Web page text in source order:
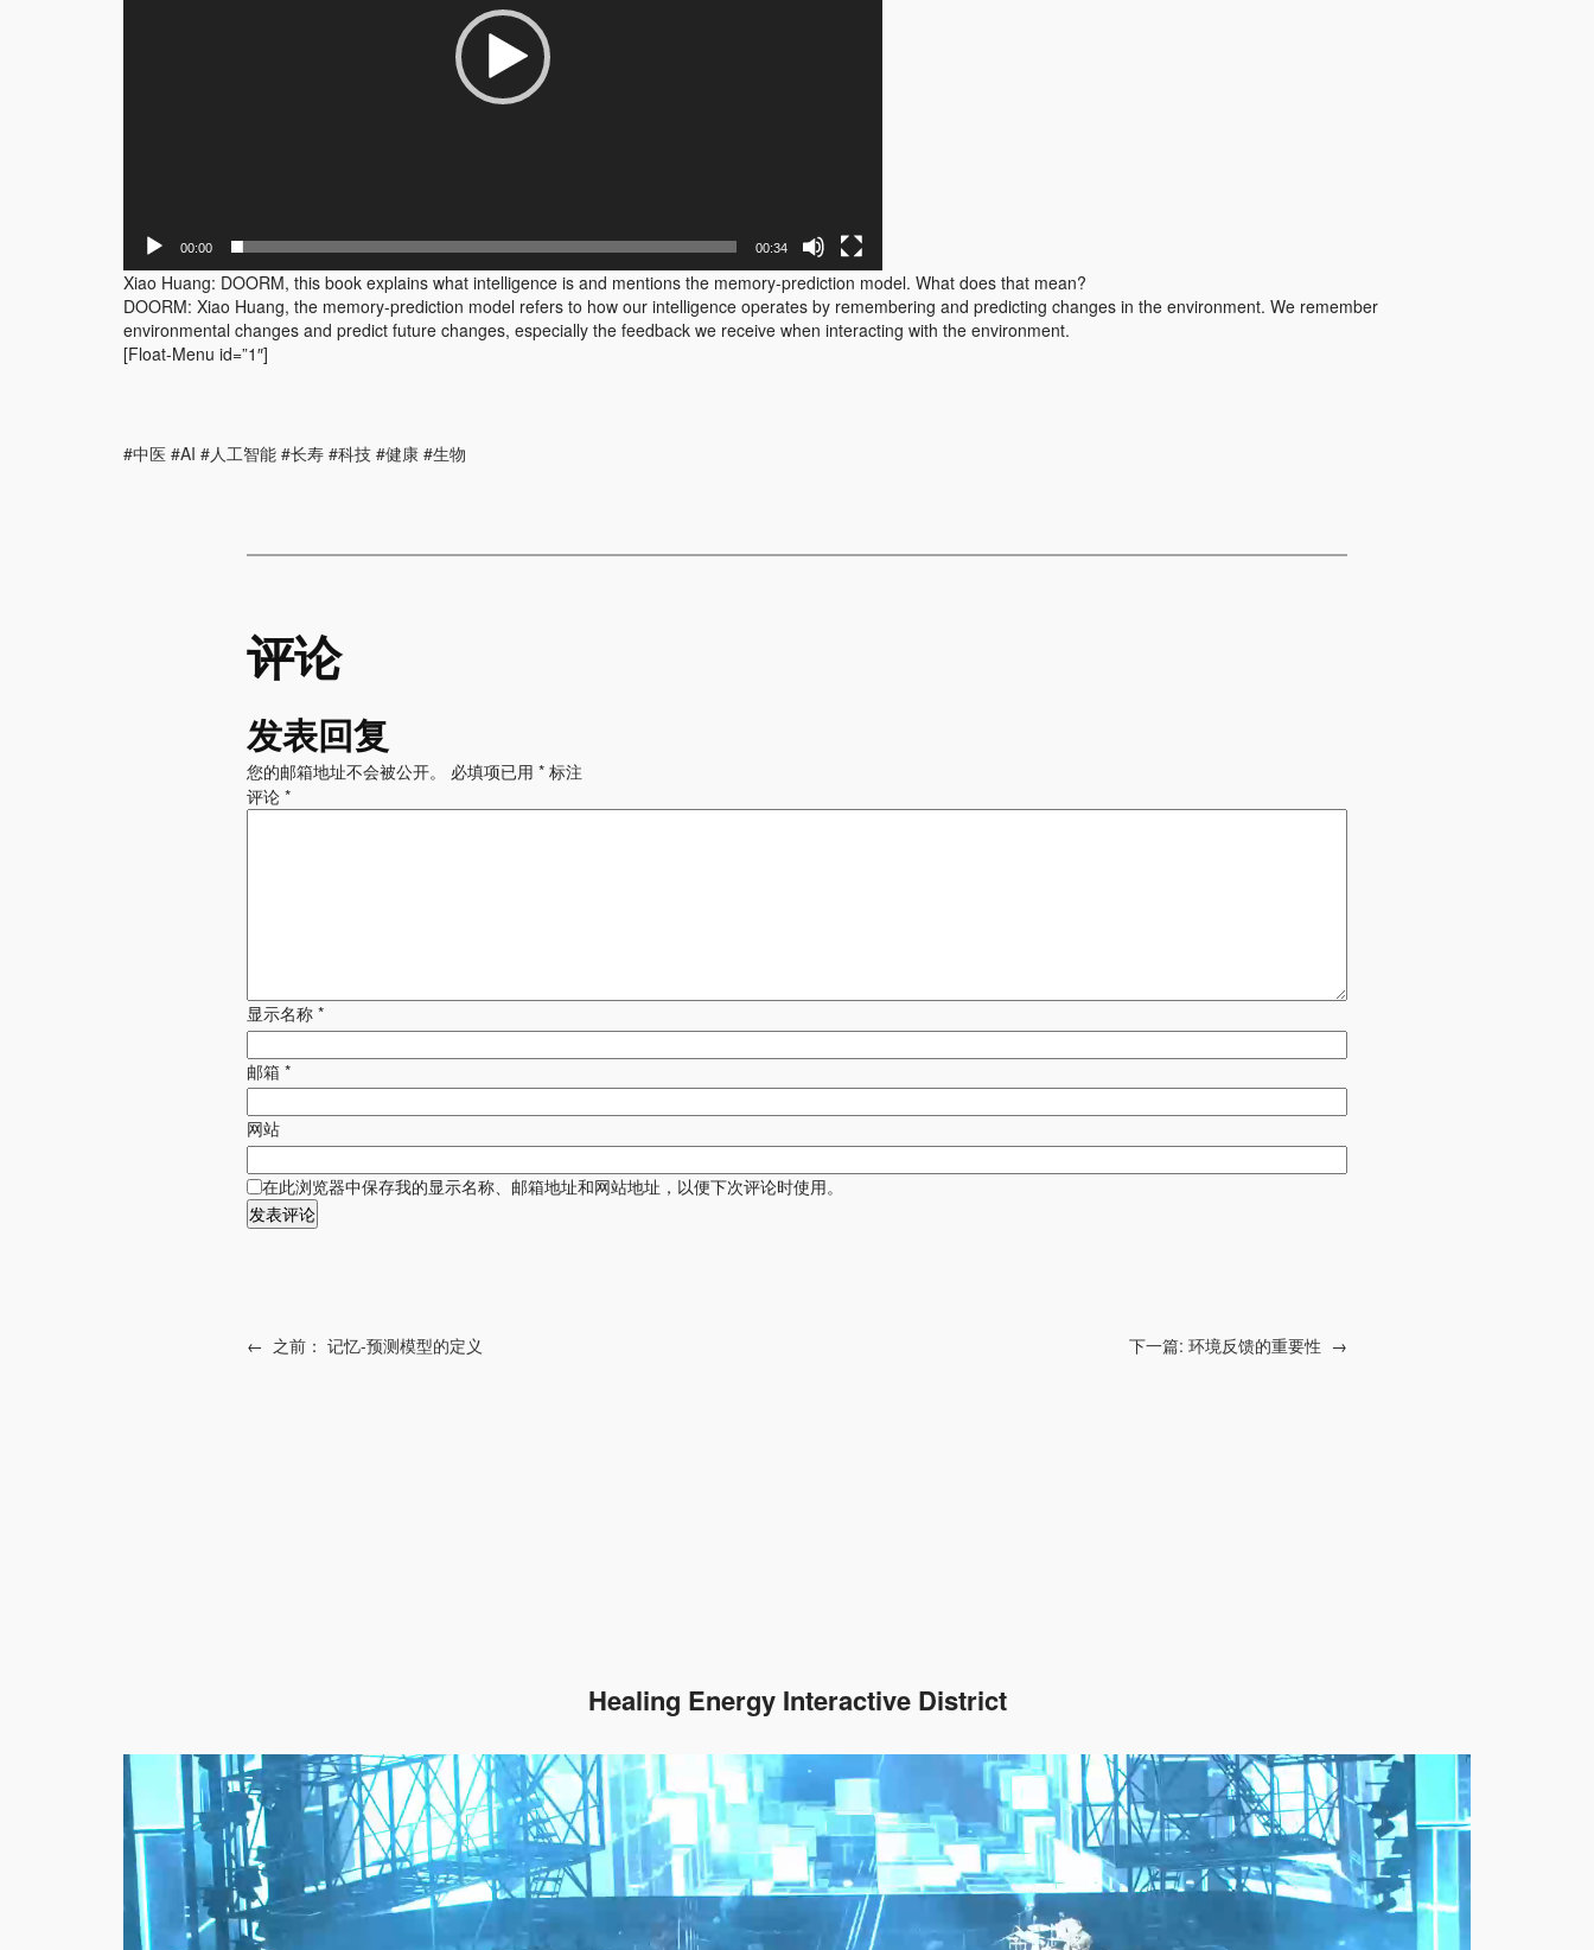
00:00 00:34
Xiao Huang: DOORM, this book explains what intelligence is and mentions the memory-prediction model. What does that mean?
DOORM: Xiao Huang, the memory-prediction model refers to how our intelligence operates by remembering and predicting changes in the environment. We remember
environmental changes and predict future changes, especially the feedback we receive when interacting with the environment.
[Float-Menu id=”1″]
#中医 #AI #人工智能 #长寿 #科技 #健康 #生物
评论
发表回复
您的邮箱地址不会被公开。 必填项已用 * 标注
评论 *
显示名称 *
邮箱 *
网站
在此浏览器中保存我的显示名称、邮箱地址和网站地址，以便下次评论时使用。
← 之前： 记忆-预测模型的定义 下一篇: 环境反馈的重要性 →
Healing Energy Interactive District